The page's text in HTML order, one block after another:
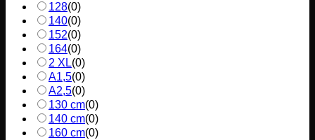
128(0)
140(0)
152(0)
164(0)
2 XL(0)
A1,5(0)
A2,5(0)
130 cm(0)
140 cm(0)
160 cm(0)